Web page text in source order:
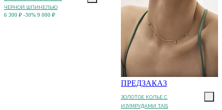
ЧЕРНОЙ ШПИНЕЛЬЮ
6 300 ₽ -30% 9 000 ₽
ПРЕДЗАКАЗ
ЗОЛОТОЕ КОЛЬЕ С
ИЗУМРУДАМИ TAIS